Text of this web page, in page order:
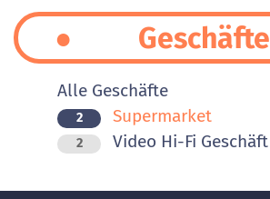
Geschäfte
Alle Geschäfte
2 Supermarket
2 Video Hi-Fi Geschäft